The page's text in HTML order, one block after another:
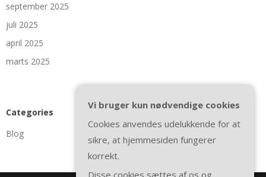
september 2025
juli 2025
april 2025
marts 2025
Categories
Blog
Vi bruger kun nødvendige cookies
Cookies anvendes udelukkende for at
sikre, at hjemmesiden fungerer
korrekt.
Disse cookies sættes af os og